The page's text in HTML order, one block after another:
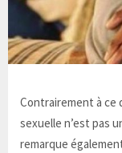
Contrairement à ce
sexuelle n’est pas
remarque